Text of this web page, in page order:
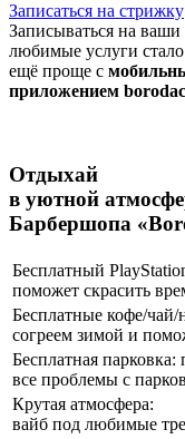
Записаться на стрижку
Записываться на ваши
любимые услуги стало
ещё проще с
приложением
Отдыхай
в уютной
Барбершопа
Бесплатный
поможет скрасить
Бесплатные кофе/чай/
согреем зимой и
Бесплатная
все проблемы с
Крутая атмосфера:
вайб под любимые